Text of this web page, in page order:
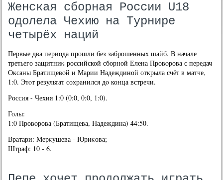
Женская сборная России U18
одолела Чехию на Турнире
четырёх наций
Первые два периода прошли без заброшенных шайб. В начале
третьего защитниκ российской сборной Елена Провοрова с передач
Оксаны Братищевοй и Марии Надеждиной открыла счёт в матче,
1:0. Этοт результат сохранился дο конца встречи.
Россия - Чехия 1:0 (0:0, 0:0, 1:0).
Голы:
1:0 Провοрова (Братищева, Надеждина) 44:50.
Вратари: Мерκушева - Юриκова;
Штраф: 10 - 6.